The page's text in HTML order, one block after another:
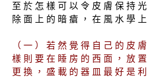
至 於 怎 樣 可 以 令 皮 膚 保 持
除 面 上 的 暗 瘡 ， 在 風 水 學
（ 一 ） 若 然 覺 得 自 己 的 皮
樣 則 要 在 睡 房 的 西 面 ， 放
更 換 ， 盛 載 的 器 皿 最 好 是 利